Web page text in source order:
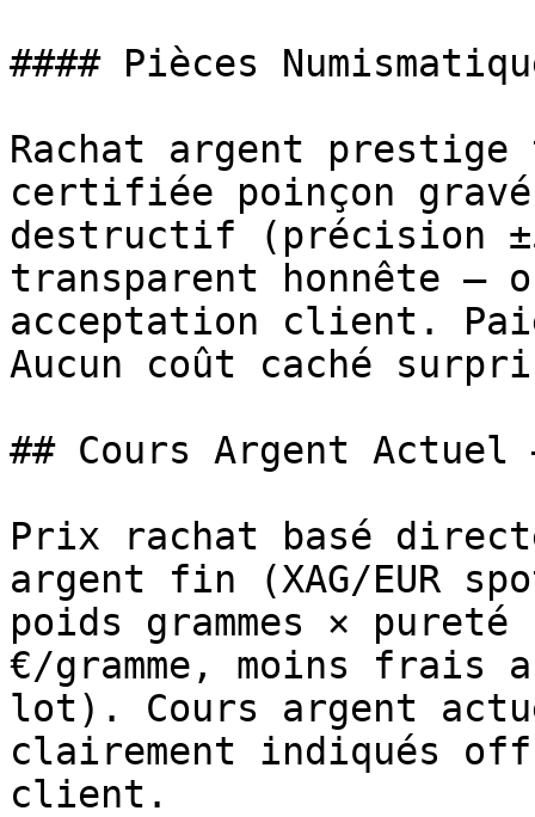
#### Pièces
Rachat argent
certifiée poinçon
destructif (précision
transparent honnête
acceptation client.
Aucun coût caché
## Cours Argent
Prix rachat basé
argent fin (XAG/EUR
poids grammes ×
€/gramme, moins frais
lot). Cours argent
clairement indiqués
client.